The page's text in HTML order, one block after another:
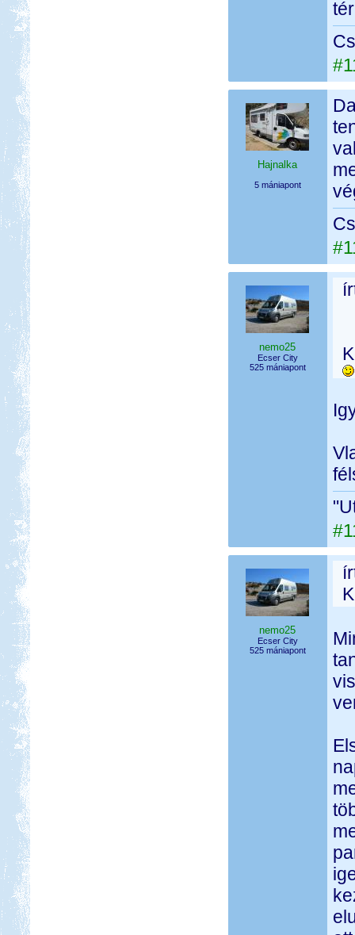
Hajnalka
5 mániapont
nemo25
Ecser City
525 mániapont
nemo25
Ecser City
525 mániapont